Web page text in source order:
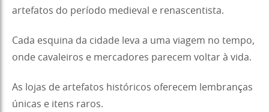
artefatos do período medieval e renascentista.
Cada esquina da cidade leva a uma viagem no tempo,
onde cavaleiros e mercadores parecem voltar à vida.
As lojas de artefatos históricos oferecem lembranças
únicas e itens raros.